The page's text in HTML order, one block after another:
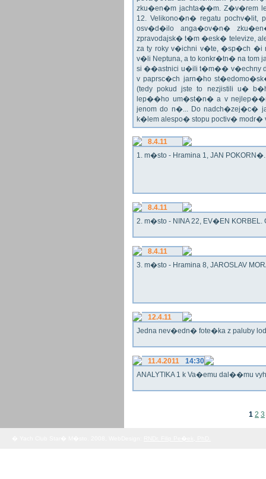
zku�en�m jachta��m. Z�v�rem
12. Velikono�n� regatu
osv�d�ilo anga�ov�n�
zpravodajsk� t�m �esk� televize,
za ty roky v�ichni v�te, �sp�ch
v�li Neptuna, a to konkr�tn� na tom
si ��astnici u�ili t�m�� v�echny
v paprsc�ch jarn�ho
(tedy pokud jste to nezjistili u�
lep��ho um�st�n� a v
jenom do n�... Do nadch�zej�c�
k�lem alespo� stopu poctiv�
8.4.11
1. m�sto - Hramina 1, JAN
8.4.11
2. m�sto - NINA 22, EV�EN KORBEL.
8.4.11
3. m�sto - Hramina 8, JAROSLAV
12.4.11
Jedna nev�edn� fote�ka z paluby
11.4.2011
14:30
ANALYTIKA 1 k Va�emu dal��mu
1 2 3